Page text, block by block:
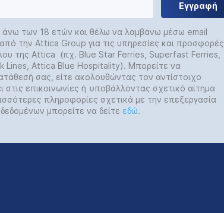
Εγγραφή
άνω των 18 ετών και θέλω να λαμβάνω μέσω email
την Attica Group για τις υπηρεσίες και προσφορές
της Attica (πχ. Blue Star Ferries, Superfast Ferries,
Lines, Attica Blue Hospitality). Μπορείτε να
σας, είτε ακολουθώντας τον αντίστοιχο
επικοινωνίες ή υποβάλλοντας σχετικό αίτημα
πληροφορίες σχετικά με την επεξεργασία
μπορείτε να δείτε εδώ.